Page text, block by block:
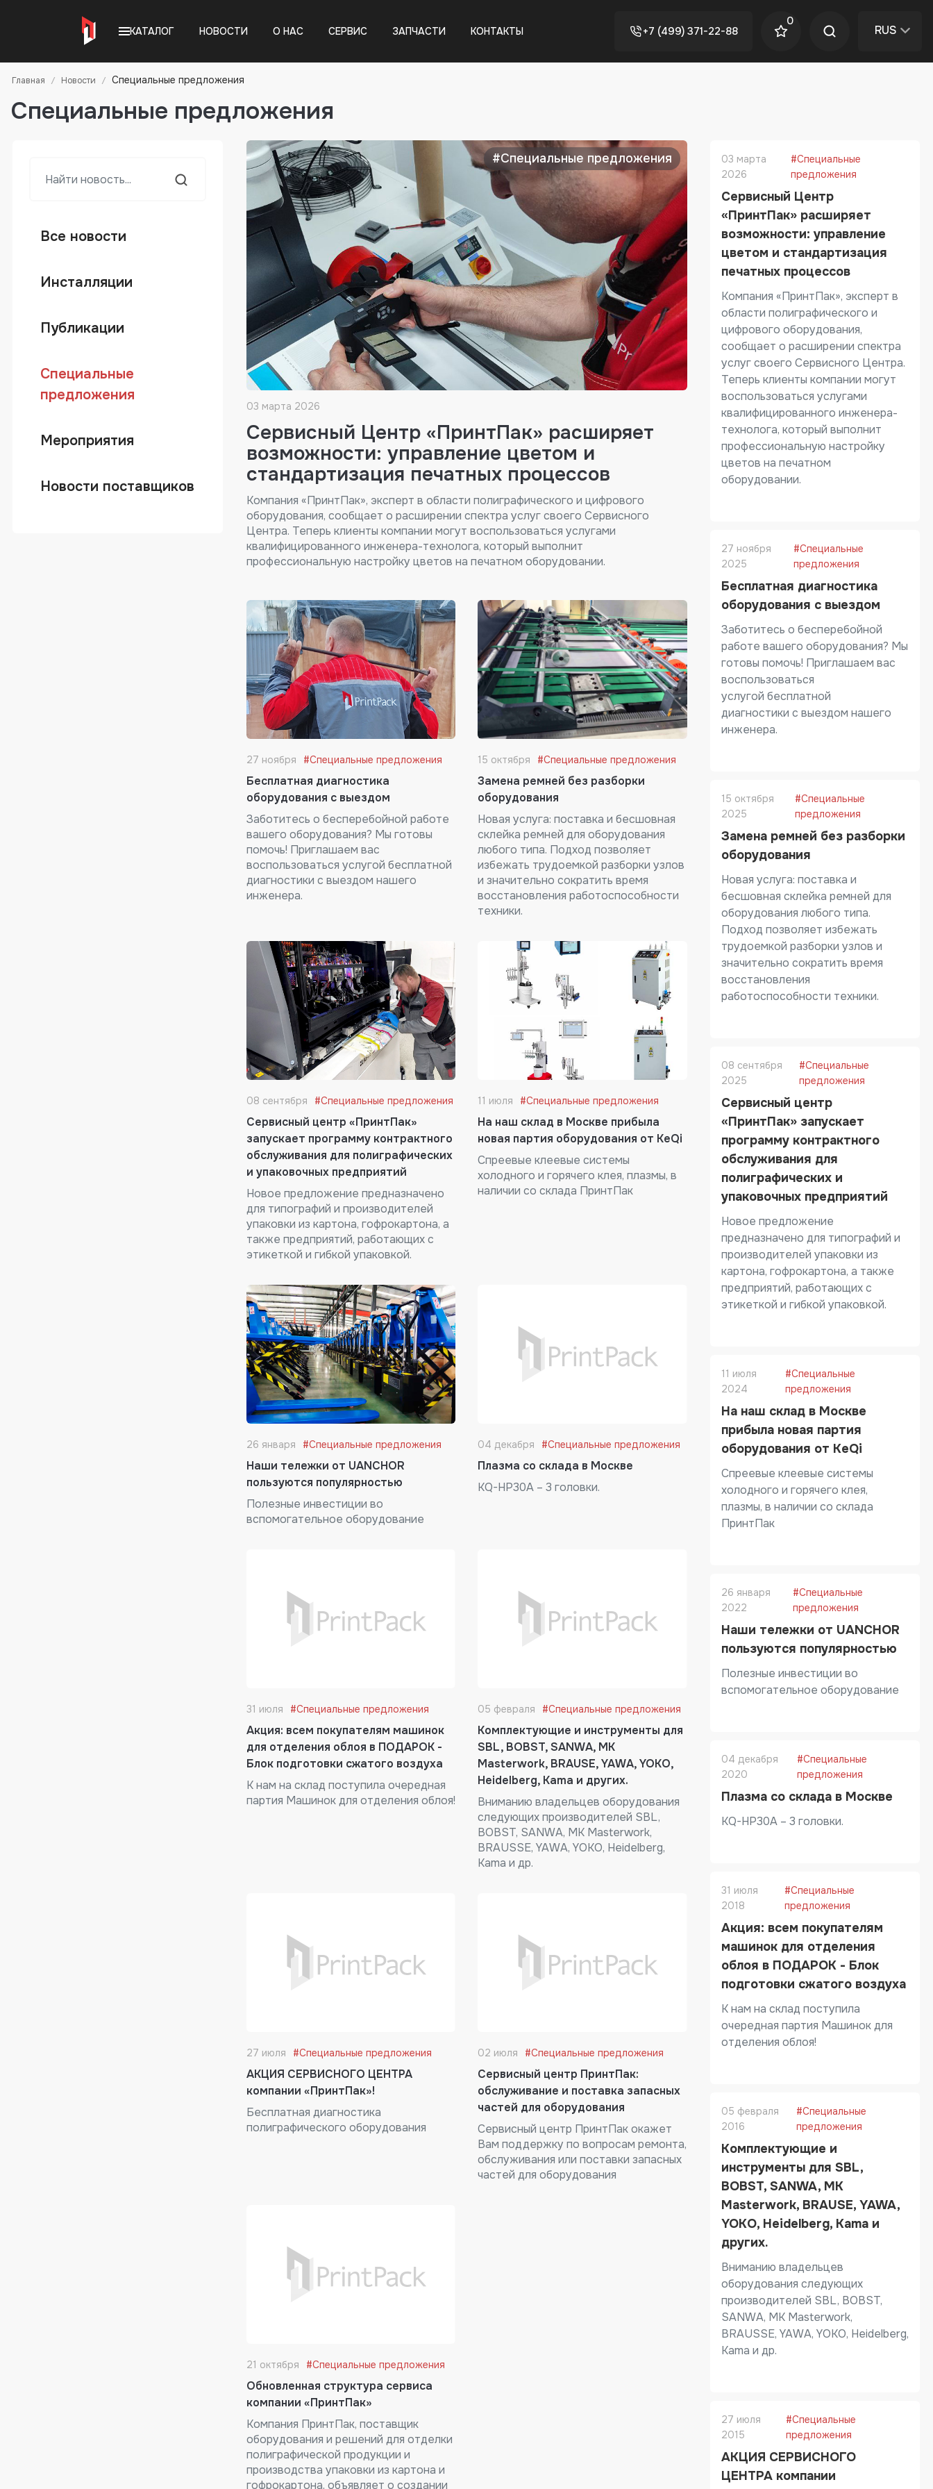
КАТАЛОГ НОВОСТИ О НАС СЕРВИС ЗАПЧАСТИ КОНТАКТЫ +7 (499) 371-22-88
0
RUS
Главная Новости Специальные предложения
Специальные предложения
Все новости
Инсталляции
Публикации
Специальные
предложения
Мероприятия
Новости поставщиков
#Специальные предложения
03 марта 2026
Сервисный Центр «ПринтПак» расширяет
возможности: управление цветом и
стандартизация печатных процессов
Компания «ПринтПак», эксперт в области полиграфического и цифрового
оборудования, сообщает о расширении спектра услуг своего Сервисного
Центра. Теперь клиенты компании могут воспользоваться услугами
квалифицированного инженера-технолога, который выполнит
профессиональную настройку цветов на печатном оборудовании.
27 ноября #Специальные предложения
Бесплатная диагностика
оборудования с выездом
Заботитесь о бесперебойной работе
вашего оборудования? Мы готовы
помочь! Приглашаем вас
воспользоваться услугой бесплатной
диагностики с выездом нашего
инженера.
15 октября #Специальные предложения
Замена ремней без разборки
оборудования
Новая услуга: поставка и бесшовная
склейка ремней для оборудования
любого типа. Подход позволяет
избежать трудоемкой разборки узлов
и значительно сократить время
восстановления работоспособности
техники.
08 сентября #Специальные предложения
Сервисный центр «ПринтПак»
запускает программу контрактного
обслуживания для полиграфических
и упаковочных предприятий
Новое предложение предназначено
для типографий и производителей
упаковки из картона, гофрокартона, а
также предприятий, работающих с
этикеткой и гибкой упаковкой.
11 июля #Специальные предложения
На наш склад в Москве прибыла
новая партия оборудования от KeQi
Спреевые клеевые системы
холодного и горячего клея, плазмы, в
наличии со склада ПринтПак
26 января #Специальные предложения
Наши тележки от UANCHOR
пользуются популярностью
Полезные инвестиции во
вспомогательное оборудование
04 декабря #Специальные предложения
Плазма со склада в Москве
KQ-HP30A – 3 головки.
31 июля #Специальные предложения
Акция: всем покупателям машинок
для отделения облоя в ПОДАРОК -
Блок подготовки сжатого воздуха
К нам на склад поступила очередная
партия Машинок для отделения облоя!
05 февраля #Специальные предложения
Комплектующие и инструменты для
SBL, BOBST, SANWA, MK
Masterwork, BRAUSE, YAWA, YOKO,
Heidelberg, Kama и других.
Вниманию владельцев оборудования
следующих производителей SBL,
BOBST, SANWA, MK Masterwork,
BRAUSSE, YAWA, YOKO, Heidelberg,
Kama и др.
27 июля #Специальные предложения
АКЦИЯ СЕРВИСНОГО ЦЕНТРА
компании «ПринтПак»!
Бесплатная диагностика
полиграфического оборудования
02 июля #Специальные предложения
Сервисный центр ПринтПак:
обслуживание и поставка запасных
частей для оборудования
Сервисный центр ПринтПак окажет
Вам поддержку по вопросам ремонта,
обслуживания или поставки запасных
частей для оборудования
21 октября #Специальные предложения
Обновленная структура сервиса
компании «ПринтПак»
Компания ПринтПак, поставщик
оборудования и решений для отделки
полиграфической продукции и
производства упаковки из картона и
гофрокартона, объявляет о создании
03 марта
2026
#Специальные
предложения
Сервисный Центр
«ПринтПак» расширяет
возможности: управление
цветом и стандартизация
печатных процессов
Компания «ПринтПак», эксперт в
области полиграфического и
цифрового оборудования,
сообщает о расширении спектра
услуг своего Сервисного Центра.
Теперь клиенты компании могут
воспользоваться услугами
квалифицированного инженера-
технолога, который выполнит
профессиональную настройку
цветов на печатном
оборудовании.
27 ноября
2025
#Специальные
предложения
Бесплатная диагностика
оборудования с выездом
Заботитесь о бесперебойной
работе вашего оборудования? Мы
готовы помочь! Приглашаем вас
воспользоваться
услугой бесплатной
диагностики с выездом нашего
инженера.
15 октября
2025
#Специальные
предложения
Замена ремней без разборки
оборудования
Новая услуга: поставка и
бесшовная склейка ремней для
оборудования любого типа.
Подход позволяет избежать
трудоемкой разборки узлов и
значительно сократить время
восстановления
работоспособности техники.
08 сентября
2025
#Специальные
предложения
Сервисный центр
«ПринтПак» запускает
программу контрактного
обслуживания для
полиграфических и
упаковочных предприятий
Новое предложение
предназначено для типографий и
производителей упаковки из
картона, гофрокартона, а также
предприятий, работающих с
этикеткой и гибкой упаковкой.
11 июля
2024
#Специальные
предложения
На наш склад в Москве
прибыла новая партия
оборудования от KeQi
Спреевые клеевые системы
холодного и горячего клея,
плазмы, в наличии со склада
ПринтПак
26 января
2022
#Специальные
предложения
Наши тележки от UANCHOR
пользуются популярностью
Полезные инвестиции во
вспомогательное оборудование
04 декабря
2020
#Специальные
предложения
Плазма со склада в Москве
KQ-HP30A – 3 головки.
31 июля
2018
#Специальные
предложения
Акция: всем покупателям
машинок для отделения
облоя в ПОДАРОК - Блок
подготовки сжатого воздуха
К нам на склад поступила
очередная партия Машинок для
отделения облоя!
05 февраля
2016
#Специальные
предложения
Комплектующие и
инструменты для SBL,
BOBST, SANWA, MK
Masterwork, BRAUSE, YAWA,
YOKO, Heidelberg, Kama и
других.
Вниманию владельцев
оборудования следующих
производителей SBL, BOBST,
SANWA, MK Masterwork,
BRAUSSE, YAWA, YOKO, Heidelberg,
Kama и др.
27 июля
2015
#Специальные
предложения
АКЦИЯ СЕРВИСНОГО
ЦЕНТРА компании